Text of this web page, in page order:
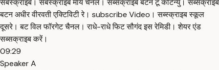
सबस्क्राइब। सबस्क्राइब माय चैनल। सब्सक्राइब बटन टू कंटिन्यु। सब्सक्राइब
बटन अधीर वीरवती एक्टिविटी रे। subscribe Video। सब्स्क्राइब स्कूल
दूसरे। बट विल फॉरगेट चैनल। राधे-राधे फिट सौगंद इस रेमिडी। शेयर एंड
सब्सक्राइब करें।
09:29
Speaker A